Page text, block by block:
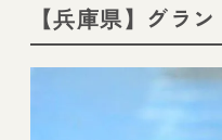
【兵庫県】グラ